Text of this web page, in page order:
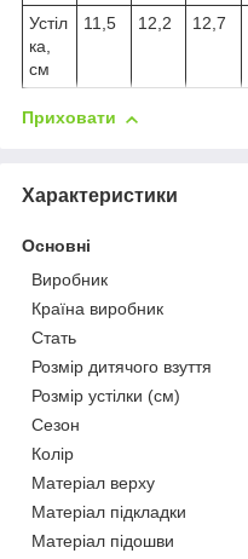
Устіл
ка,
см
11,5 12,2 12,7
Приховати
Характеристики
Основні
Виробник
Країна виробник
Стать
Розмір дитячого взуття
Розмір устілки (см)
Сезон
Колір
Матеріал верху
Матеріал підкладки
Матеріал підошви